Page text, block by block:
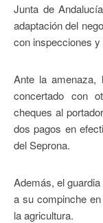
Junta de
adaptación del
con inspecciones
Ante la
concertado con
cheques al
dos pagos en
del Seprona.
Además, el
a su compinche
la agricultura.